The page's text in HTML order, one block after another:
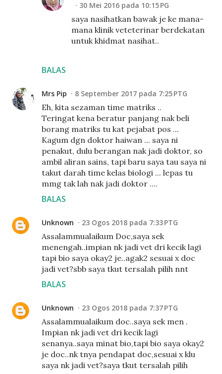
BALAS
30 Mei 2016 pada 10:15 PG
saya nasihatkan bawak je ke mana-
mana klinik veteterinar berdekatan
untuk khidmat nasihat..
Mrs Pip 8 September 2017 pada 7:25 PTG
Eh, kita sezaman time matriks ..
Teringat kena beratur panjang nak beli
borang matriks tu kat pejabat pos ...
Kagum dgn doktor haiwan ... saya ni
penakut, dulu berangan nak jadi doktor, so
ambil aliran sains, tapi baru saya tau saya ni
takut darah time kelas biologi ... lepas tu
mmg tak lah nak jadi doktor ....
BALAS
Unknown 23 Ogos 2018 pada 7:33 PTG
Assalammualaikum Doc,saya sek
menengah..impian nk jadi vet dri kecik lagi
tapi bio saya okay2 je..agak2 sesuai x doc
jadi vet?sbb saya tkut tersalah pilih nnt
BALAS
Unknown 23 Ogos 2018 pada 7:37 PTG
Assalammualaikum doc..saya sek men .
Impian nk jadi vet dri kecik lagi
senanya..saya minat bio,tapi bio saya okay2
je doc..nk tnya pendapat doc,sesuai x klu
saya nk jadi vet?saya tkut tersalah pilih